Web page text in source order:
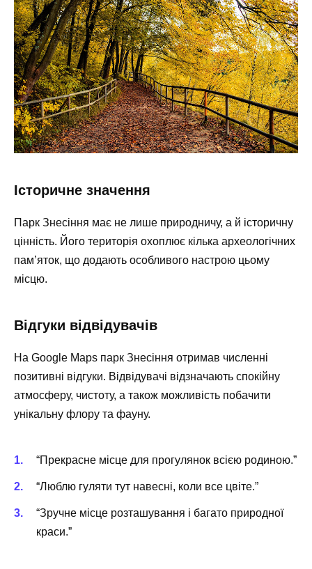
Історичне значення
Парк Знесіння має не лише природничу, а й історичну
цінність. Його територія охоплює кілька археологічних
пам’яток, що додають особливого настрою цьому
місцю.
Відгуки відвідувачів
На Google Maps парк Знесіння отримав численні
позитивні відгуки. Відвідувачі відзначають спокійну
атмосферу, чистоту, а також можливість побачити
унікальну флору та фауну.
“Прекрасне місце для прогулянок всією родиною.”
“Люблю гуляти тут навесні, коли все цвіте.”
“Зручне місце розташування і багато природної
краси.”